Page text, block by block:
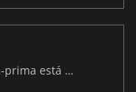
GTA VI: Para além dos atrasos, a obra-prima está quase a chegar